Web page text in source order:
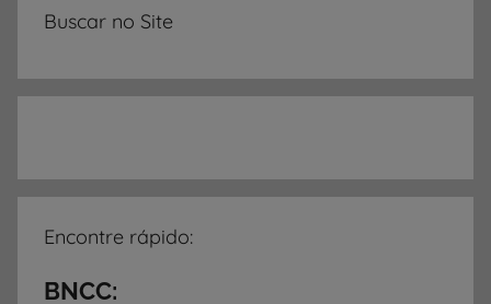
Buscar no Site
Encontre rápido:
BNCC: